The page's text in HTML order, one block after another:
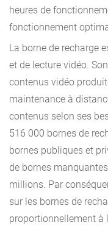
heures de
fonctionnement
La borne de recharge
et de lecture vidéo.
contenus vidéo
maintenance à
contenus selon ses
516 000 bornes de
bornes publiques et
de bornes
millions. Par
sur les bornes de
proportionnellement à